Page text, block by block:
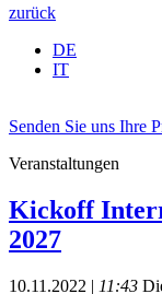
zurück
DE
IT
Senden Sie uns Ihre
Veranstaltungen
Kickoff
2027
10.11.2022 | 11:43